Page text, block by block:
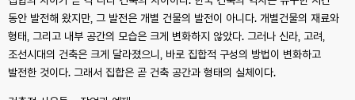
동안 발전해 왔지만, 그 발전은 개별 건물의 발전이 아니다. 개별건물의 재료와
형태, 그리고 내부 공간의 모습은 크게 변화하지 않았다. 그러나 신라, 고려,
조선시대의 건축은 크게 달라졌으니, 바로 집합적 구성의 방법이 변화하고
발전한 것이다. 그래서 집합은 곧 건축 공간과 형태의 실체이다.